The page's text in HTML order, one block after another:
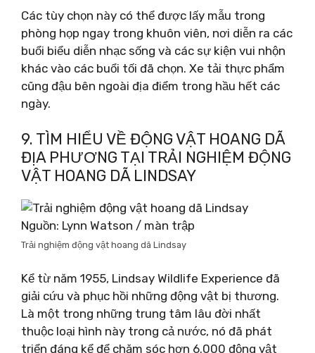
Các tùy chọn này có thể được lấy mẫu trong
phòng họp ngay trong khuôn viên, nơi diễn ra các
buổi biểu diễn nhạc sống và các sự kiện vui nhộn
khác vào các buổi tối đã chọn. Xe tải thực phẩm
cũng đậu bên ngoài địa điểm trong hầu hết các
ngày.
9. TÌM HIỂU VỀ ĐỘNG VẬT HOANG DÃ
ĐỊA PHƯƠNG TẠI TRẢI NGHIỆM ĐỘNG
VẬT HOANG DÃ LINDSAY
Nguồn: Lynn Watson / màn trập
Trải nghiệm động vật hoang dã Lindsay
Kể từ năm 1955, Lindsay Wildlife Experience đã
giải cứu và phục hồi những động vật bị thương.
Là một trong những trung tâm lâu đời nhất
thuộc loại hình này trong cả nước, nó đã phát
triển đáng kể để chăm sóc hơn 6.000 động vật